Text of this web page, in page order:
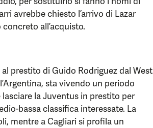
avrebbe chiesto l’arrivo di Lazar
all’acquisto.
prestito di Guido Rodriguez dal West
sta vivendo un periodo
la Juventus in prestito per
bassa classifica interessate. La
mentre a Cagliari si profila un